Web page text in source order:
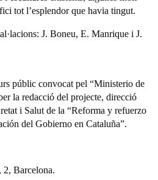
tot l’esplendor que havia tingut.
J. Boneu, E. Manrique i J.
públic convocat pel “Ministerio de
la redacció del projecte, direcció
i Salut de la “Reforma y refuerzo
del Gobierno en Cataluña”.
2, Barcelona.